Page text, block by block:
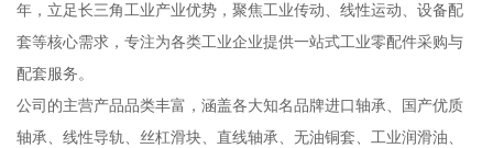
年，立足长三角工业产业优势，聚焦工业传动、线性运动、设备配
套等核心需求，专注为各类工业企业提供一站式工业零配件采购与
配套服务。
公司的主营产品品类丰富，涵盖各大知名品牌进口轴承、国产优质
轴承、线性导轨、丝杠滑块、直线轴承、无油铜套、工业润滑油、